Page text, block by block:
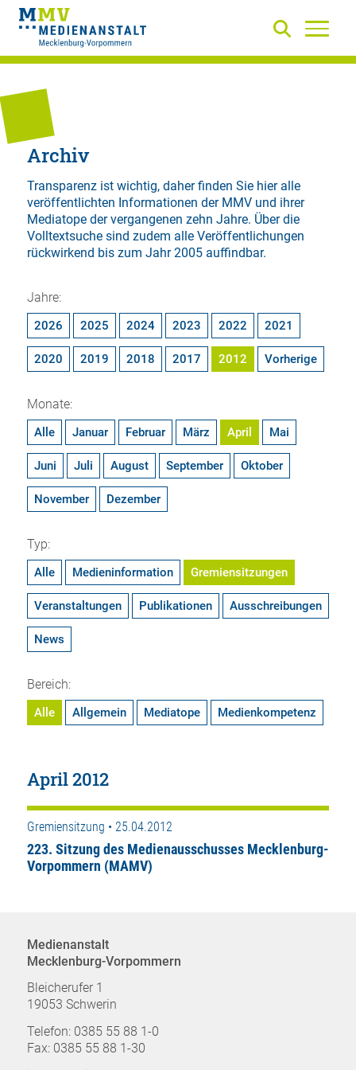
Archiv
Transparenz ist wichtig, daher finden Sie hier alle
veröffentlichten Informationen der MMV und ihrer
Mediatope der vergangenen zehn Jahre. Über die
Volltextsuchesind zudem alle Veröffentlichungen
rückwirkend bis zum Jahr 2005 auffindbar.
Jahre:
2026 2025 2024 2023 2022 2021
2020 2019 2018 2017 2012 Vorherige
Monate:
Alle Januar Februar März April Mai
Juni Juli August September Oktober
November Dezember
Typ:
Alle Medieninformation Gremiensitzungen
Veranstaltungen Publikationen Ausschreibungen
News
Bereich:
Alle Allgemein Mediatope Medienkompetenz
April 2012
Gremiensitzung • 25.04.2012
223. Sitzung des Medienausschusses Mecklenburg-
Vorpommern (MAMV)
Medienanstalt
Mecklenburg-Vorpommern
Bleicherufer 1
19053 Schwerin
Telefon: 0385 55 88 1-0
Fax: 0385 55 88 1-30